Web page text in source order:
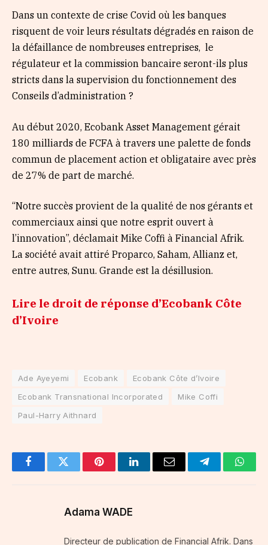
Dans un contexte de crise Covid où les banques
risquent de voir leurs résultats dégradés en raison de
la défaillance de nombreuses entreprises, le
régulateur et la commission bancaire seront-ils plus
stricts dans la supervision du fonctionnement des
Conseils d’administration ?
Au début 2020, Ecobank Asset Management gérait
180 milliards de FCFA à travers une palette de fonds
commun de placement action et obligataire avec près
de 27% de part de marché.
“Notre succès provient de la qualité de nos gérants et
commerciaux ainsi que notre esprit ouvert à
l’innovation”, déclamait Mike Coffi à Financial Afrik.
La société avait attiré Proparco, Saham, Allianz et,
entre autres, Sunu. Grande est la désillusion.
Lire le droit de réponse d’Ecobank Côte
d’Ivoire
Ade Ayeyemi Ecobank
Ecobank Côte d’Ivoire
Ecobank Transnational Incorporated
Mike Coffi
Paul-Harry Aithnard
FacebookTwitter PinterestLinkedInEmail Telegram
Adama WADE
Directeur de publication de Financial Afrik. Dans